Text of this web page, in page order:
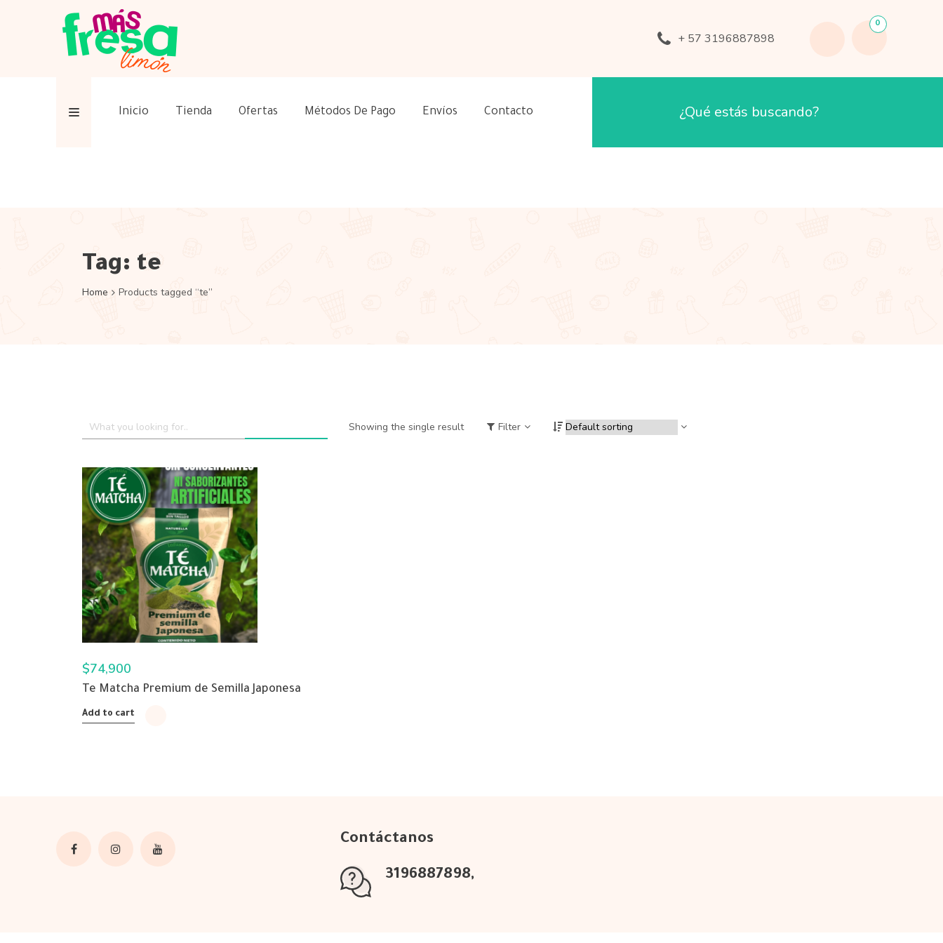
+ 57 3196887898
0
Inicio Tienda Ofertas Métodos De Pago Envíos Contacto
Tag: te
Home Products tagged “te”
Showing the single result Filter
$74,900
Te Matcha Premium de Semilla Japonesa
Add to cart
Contáctanos
3196887898